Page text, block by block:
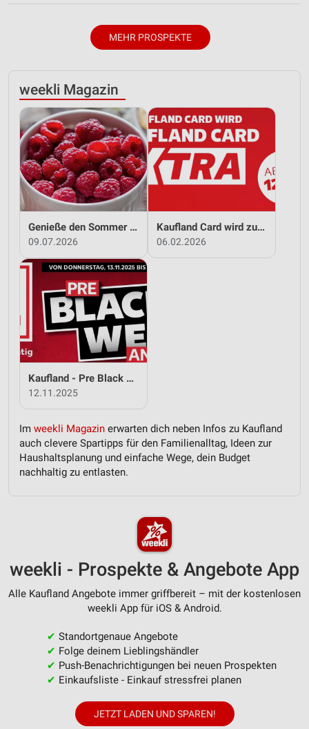
MEHR PROSPEKTE
weekli Magazin
Genieße den Sommer mit Kaufland!
09.07.2026
Kaufland Card wird zu Kaufland Card XTRA!
06.02.2026
Kaufland - Pre Black Week Angebote
12.11.2025
Im weekli Magazin erwarten dich neben Infos zu Kaufland
auch clevere Spartipps für den Familienalltag, Ideen zur
Haushaltsplanung und einfache Wege, dein Budget
nachhaltig zu entlasten.
weekli - Prospekte & Angebote App
Alle Kaufland Angebote immer griffbereit – mit der kostenlosen
weekli App für iOS & Android.
✔ Standortgenaue Angebote
✔ Folge deinem Lieblingshändler
✔ Push-Benachrichtigungen bei neuen Prospekten
✔ Einkaufsliste - Einkauf stressfrei planen
JETZT LADEN UND SPAREN!